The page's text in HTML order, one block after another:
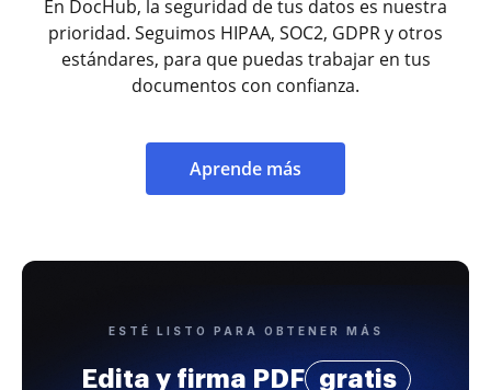
En DocHub, la seguridad de tus datos es nuestra
prioridad. Seguimos HIPAA, SOC2, GDPR y otros
estándares, para que puedas trabajar en tus
documentos con confianza.
Aprende más
ESTÉ LISTO PARA OBTENER MÁS
Edita y firma PDF gratis